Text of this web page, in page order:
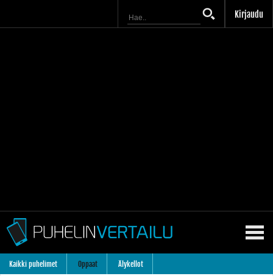
Kirjaudu
Kaikki puhelimet Oppaat Älykellot